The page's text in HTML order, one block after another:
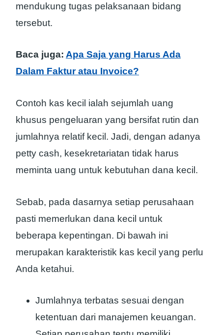
mendukung tugas pelaksanaan bidang
tersebut.
Baca juga: Apa Saja yang Harus Ada
Dalam Faktur atau Invoice?
Contoh kas kecil ialah sejumlah uang
khusus pengeluaran yang bersifat rutin dan
jumlahnya relatif kecil. Jadi, dengan adanya
petty cash, kesekretariatan tidak harus
meminta uang untuk kebutuhan dana kecil.
Sebab, pada dasarnya setiap perusahaan
pasti memerlukan dana kecil untuk
beberapa kepentingan. Di bawah ini
merupakan karakteristik kas kecil yang perlu
Anda ketahui.
Jumlahnya terbatas sesuai dengan
ketentuan dari manajemen keuangan.